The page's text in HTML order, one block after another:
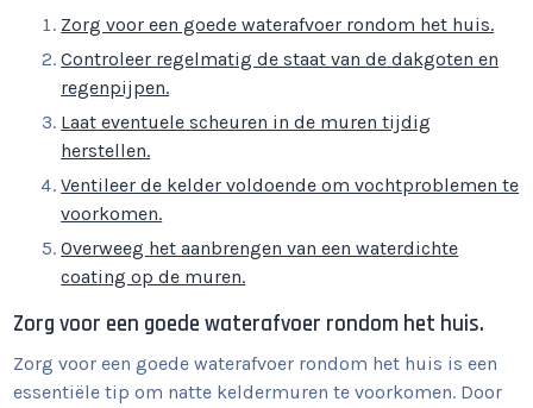
Zorg voor een goede waterafvoer rondom het huis.
Controleer regelmatig de staat van de dakgoten en
regenpijpen.
Laat eventuele scheuren in de muren tijdig
herstellen.
Ventileer de kelder voldoende om vochtproblemen te
voorkomen.
Overweeg het aanbrengen van een waterdichte
coating op de muren.
Zorg voor een goede waterafvoer rondom het huis.
Zorg voor een goede waterafvoer rondom het huis is een
essentiële tip om natte keldermuren te voorkomen. Door